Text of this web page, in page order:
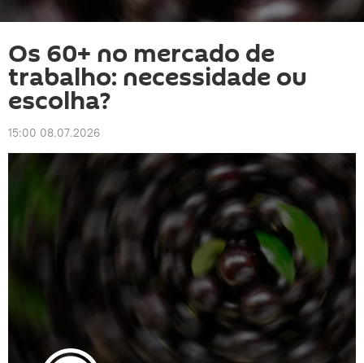
Os 60+ no mercado de
trabalho: necessidade ou
escolha?
15:00 08.07.2026